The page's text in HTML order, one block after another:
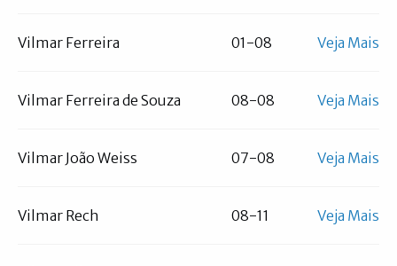
Vilmar Ferreira 01-08 Veja Mais
Vilmar Ferreira de Souza 08-08 Veja Mais
Vilmar João Weiss 07-08 Veja Mais
Vilmar Rech 08-11 Veja Mais